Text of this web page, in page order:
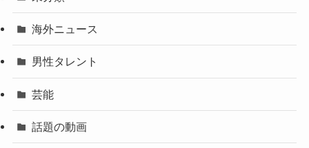
海外ニュース
男性タレント
芸能
話題の動画